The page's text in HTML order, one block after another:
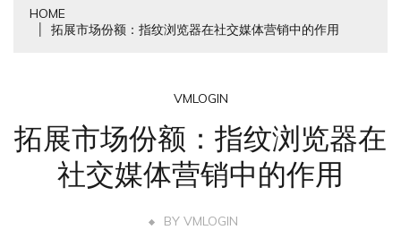
HOME
拓展市场份额：指纹浏览器在社交媒体营销中的作用
VMLOGIN
拓展市场份额：指纹浏览器在
社交媒体营销中的作用
BY VMLOGIN